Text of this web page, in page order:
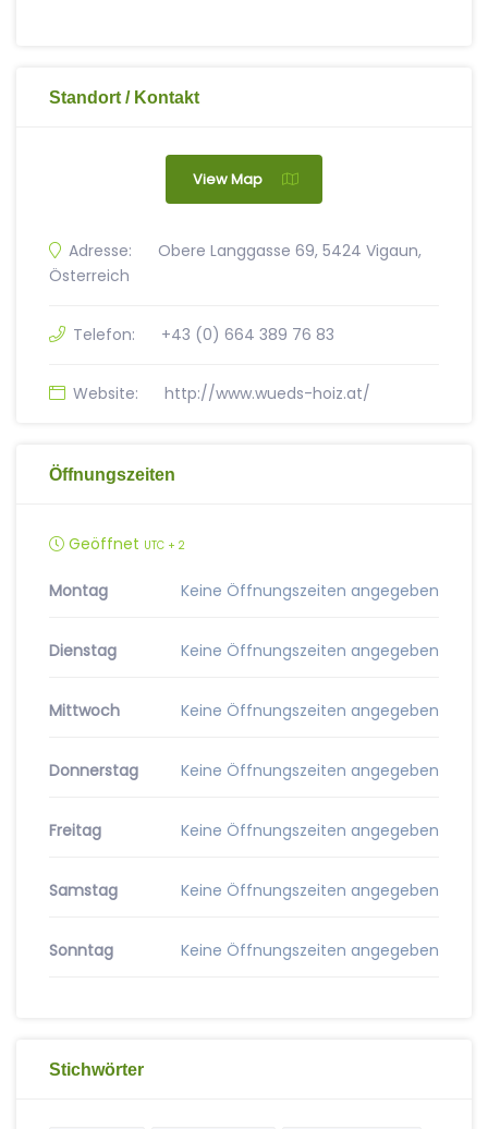
Standort / Kontakt
View Map
Adresse:
Obere Langgasse 69, 5424 Vigaun,
Österreich
Telefon: +43 (0) 664 389 76 83
Website: http://www.wueds-hoiz.at/
Öffnungszeiten
Geöffnet UTC + 2
Montag Keine Öffnungszeiten angegeben
Dienstag Keine Öffnungszeiten angegeben
Mittwoch Keine Öffnungszeiten angegeben
Donnerstag Keine Öffnungszeiten angegeben
Freitag Keine Öffnungszeiten angegeben
Samstag Keine Öffnungszeiten angegeben
Sonntag Keine Öffnungszeiten angegeben
Stichwörter